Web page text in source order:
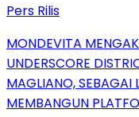
Pers Rilis
MONDEVITA
UNDERSCORE
MAGLIANO, SEBAGAI
MEMBANGUN